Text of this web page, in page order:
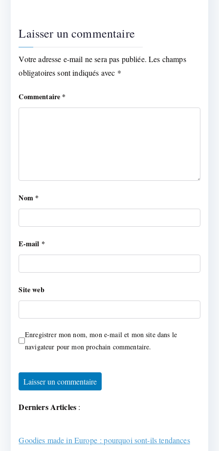
Laisser un commentaire
Votre adresse e-mail ne sera pas publiée. Les champs
obligatoires sont indiqués avec *
Commentaire *
Nom *
E-mail *
Site web
Enregistrer mon nom, mon e-mail et mon site dans le
navigateur pour mon prochain commentaire.
Derniers Articles :
Goodies made in Europe : pourquoi sont-ils tendances